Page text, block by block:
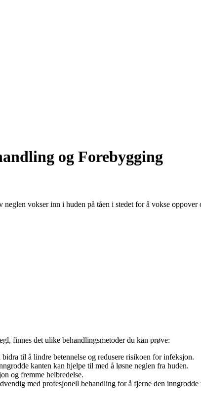
og Forebygging
vokser inn i huden på tåen i stedet for å vokse
finnes det ulike behandlingsmetoder du kan prøve:
til å lindre betennelse og redusere risikoen for infeksjon.
kanten kan hjelpe til med å løsne neglen fra huden.
og fremme helbredelse.
med profesjonell behandling for å fjerne den inngrodde